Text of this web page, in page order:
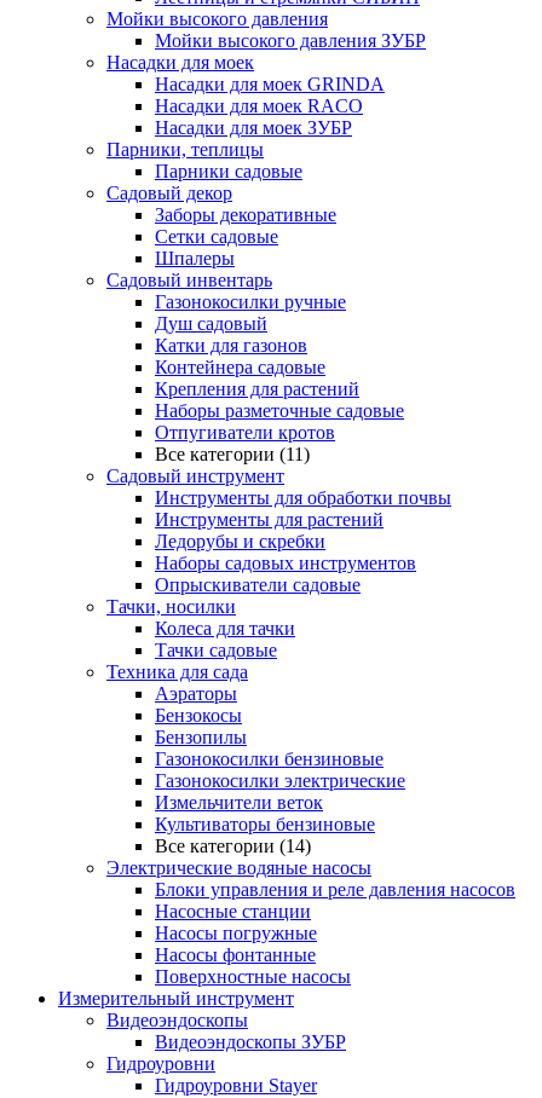
Мойки высокого давления
Мойки высокого давления ЗУБР
Насадки для моек
Насадки для моек GRINDA
Насадки для моек RACO
Насадки для моек ЗУБР
Парники, теплицы
Парники садовые
Садовый декор
Заборы декоративные
Сетки садовые
Шпалеры
Садовый инвентарь
Газонокосилки ручные
Душ садовый
Катки для газонов
Контейнера садовые
Крепления для растений
Наборы разметочные садовые
Отпугиватели кротов
Все категории (11)
Садовый инструмент
Инструменты для обработки почвы
Инструменты для растений
Ледорубы и скребки
Наборы садовых инструментов
Опрыскиватели садовые
Тачки, носилки
Колеса для тачки
Тачки садовые
Техника для сада
Аэраторы
Бензокосы
Бензопилы
Газонокосилки бензиновые
Газонокосилки электрические
Измельчители веток
Культиваторы бензиновые
Все категории (14)
Электрические водяные насосы
Блоки управления и реле давления насосов
Насосные станции
Насосы погружные
Насосы фонтанные
Поверхностные насосы
Измерительный инструмент
Видеоэндоскопы
Видеоэндоскопы ЗУБР
Гидроуровни
Гидроуровни Stayer